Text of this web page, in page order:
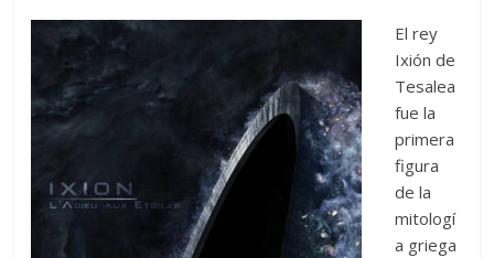
Cultura
abisal
El rey
Ixión de
Tesalea
fue la
primera
figura
de la
mitologí
a griega